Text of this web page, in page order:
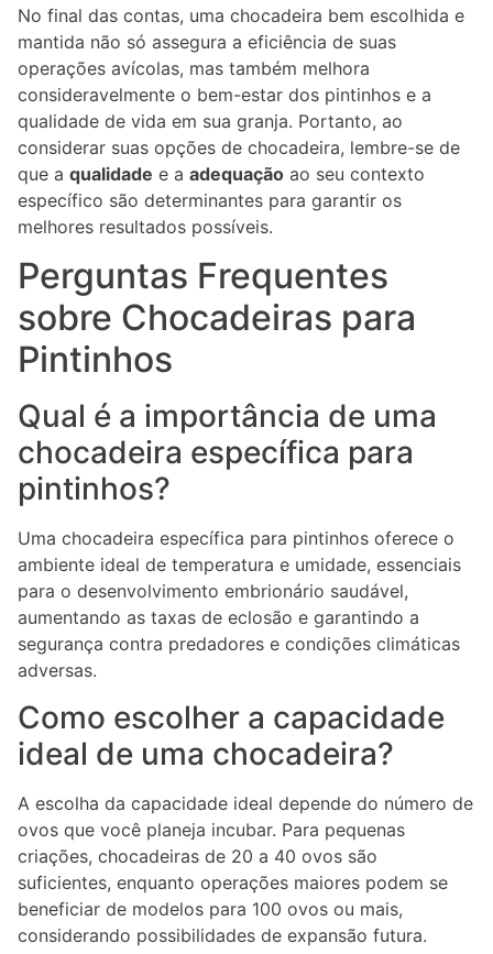
No final das contas, uma chocadeira bem escolhida e
mantida não só assegura a eficiência de suas
operações avícolas, mas também melhora
consideravelmente o bem-estar dos pintinhos e a
qualidade de vida em sua granja. Portanto, ao
considerar suas opções de chocadeira, lembre-se de
que a qualidade e a adequação ao seu contexto
específico são determinantes para garantir os
melhores resultados possíveis.
Perguntas Frequentes
sobre Chocadeiras para
Pintinhos
Qual é a importância de uma
chocadeira específica para
pintinhos?
Uma chocadeira específica para pintinhos oferece o
ambiente ideal de temperatura e umidade, essenciais
para o desenvolvimento embrionário saudável,
aumentando as taxas de eclosão e garantindo a
segurança contra predadores e condições climáticas
adversas.
Como escolher a capacidade
ideal de uma chocadeira?
A escolha da capacidade ideal depende do número de
ovos que você planeja incubar. Para pequenas
criações, chocadeiras de 20 a 40 ovos são
suficientes, enquanto operações maiores podem se
beneficiar de modelos para 100 ovos ou mais,
considerando possibilidades de expansão futura.